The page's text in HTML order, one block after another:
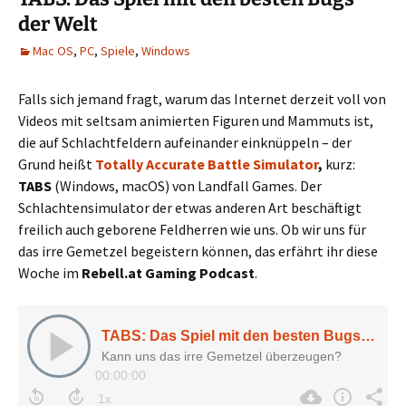
der Welt
Mac OS, PC, Spiele, Windows
Falls sich jemand fragt, warum das Internet derzeit voll von
Videos mit seltsam animierten Figuren und Mammuts ist,
die auf Schlachtfeldern aufeinander einknüppeln – der
Grund heißt Totally Accurate Battle Simulator, kurz:
TABS (Windows, macOS) von Landfall Games. Der
Schlachtensimulator der etwas anderen Art beschäftigt
freilich auch geborene Feldherren wie uns. Ob wir uns für
das irre Gemetzel begeistern können, das erfährt ihr diese
Woche im Rebell.at Gaming Podcast.